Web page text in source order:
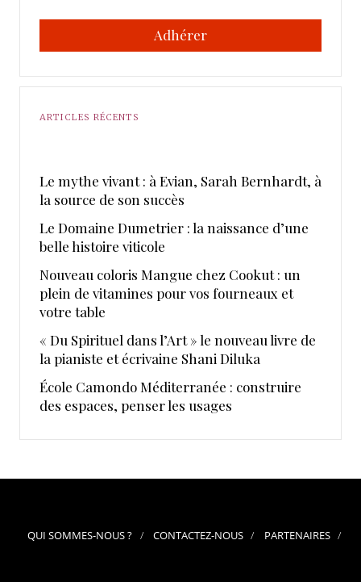
Adhérer
ARTICLES RÉCENTS
Le mythe vivant : à Evian, Sarah Bernhardt, à
la source de son succès
Le Domaine Dumetrier : la naissance d’une
belle histoire viticole
Nouveau coloris Mangue chez Cookut : un
plein de vitamines pour vos fourneaux et
votre table
« Du Spirituel dans l’Art » le nouveau livre de
la pianiste et écrivaine Shani Diluka
École Camondo Méditerranée : construire
des espaces, penser les usages
QUI SOMMES-NOUS ? CONTACTEZ-NOUS PARTENAIRES